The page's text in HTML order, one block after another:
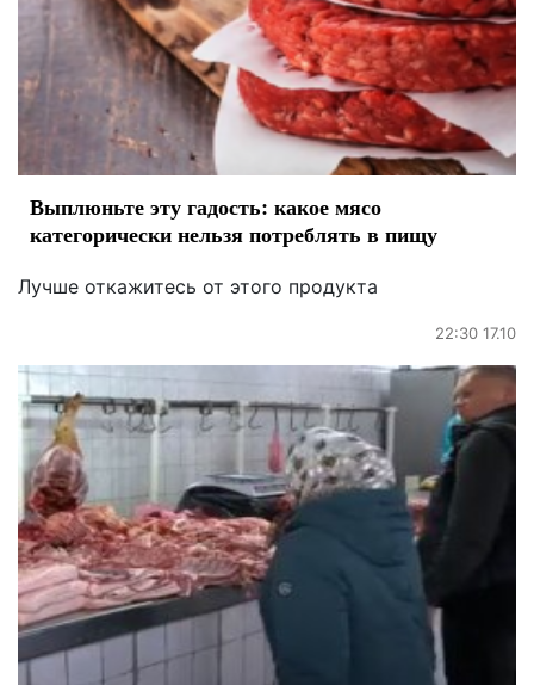
Выплюньте эту гадость: какое мясо
категорически нельзя потреблять в пищу
Лучше откажитесь от этого продукта
22:30 17.10